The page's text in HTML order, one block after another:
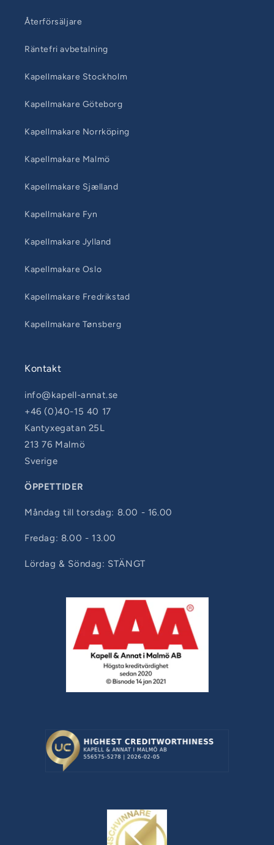
Återförsäljare
Räntefri avbetalning
Kapellmakare Stockholm
Kapellmakare Göteborg
Kapellmakare Norrköping
Kapellmakare Malmö
Kapellmakare Sjælland
Kapellmakare Fyn
Kapellmakare Jylland
Kapellmakare Oslo
Kapellmakare Fredrikstad
Kapellmakare Tønsberg
Kontakt
info@kapell-annat.se
+46 (0)40-15 40 17
Kantyxegatan 25L
213 76 Malmö
Sverige
ÖPPETTIDER
Måndag till torsdag: 8.00 - 16.00
Fredag: 8.00 - 13.00
Lördag & Söndag: STÄNGT